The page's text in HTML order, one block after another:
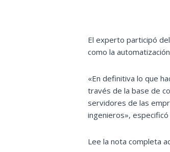
El experto participó
como la
«En definitiva lo que
través de la base de
servidores de las
ingenieros», especificó
Lee la nota completa